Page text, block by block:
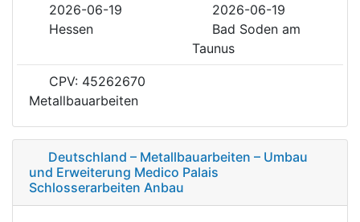
2026-06-19
2026-06-19
Hessen
Bad Soden am
Taunus
CPV: 45262670
Metallbauarbeiten
Deutschland – Metallbauarbeiten – Umbau
und Erweiterung Medico Palais
Schlosserarbeiten Anbau